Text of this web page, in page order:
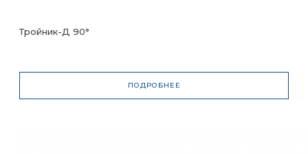
Тройник-Д 90°
ПОДРОБНЕЕ